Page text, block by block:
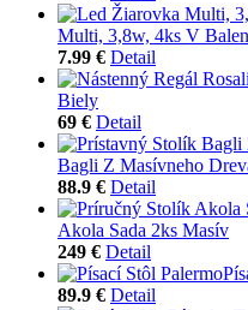
Multi, 3,8w, 4ks V
7.99 € Detail
Biely
69 € Detail
Bagli Z Masívneho
88.9 € Detail
Akola Sada 2ks Masív
249 € Detail
89.9 € Detail